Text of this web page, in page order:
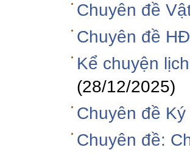
Chuyên đề
Chuyên đề
Kể chuyện
(28/12/2025)
Chuyên đề
Chuyên đề: